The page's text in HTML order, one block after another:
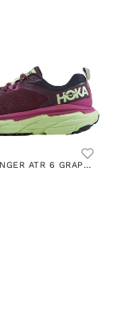
W CHALLENGER ATR 6 GRAPE WINE / BUTTERFLY